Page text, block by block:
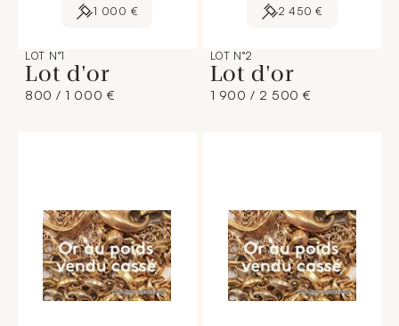
1 000 €
LOT N°1
Lot d'or
800 / 1 000 €
2 450 €
LOT N°2
Lot d'or
1 900 / 2 500 €